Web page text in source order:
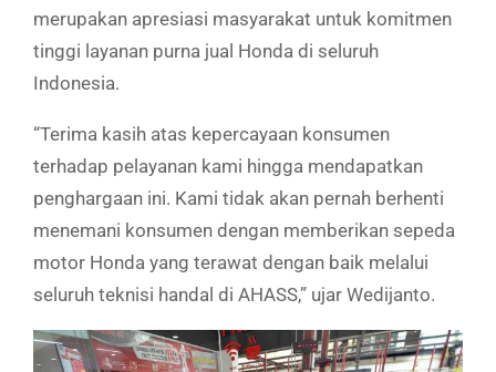
merupakan apresiasi masyarakat untuk komitmen
tinggi layanan purna jual Honda di seluruh
Indonesia.
“Terima kasih atas kepercayaan konsumen
terhadap pelayanan kami hingga mendapatkan
penghargaan ini. Kami tidak akan pernah berhenti
menemani konsumen dengan memberikan sepeda
motor Honda yang terawat dengan baik melalui
seluruh teknisi handal di AHASS,” ujar Wedijanto.